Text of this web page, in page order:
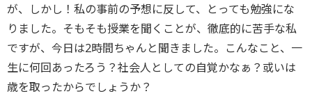
が、しかし！私の事前の予想に反して、とっても勉強にな
りました。そもそも授業を聞くことが、徹底的に苦手な私
ですが、今日は2時間ちゃんと聞きました。こんなこと、一
生に何回あったろう？社会人としての自覚かなぁ？或いは
歳を取ったからでしょうか？